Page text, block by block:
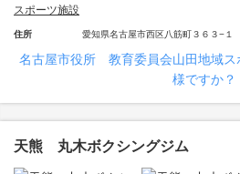
スポーツ施設
住所 愛知県名古屋市西区八筋町３６３−１
名古屋市役所 教育委員会山田地域ス
様ですか？
天熊 丸木ボクシングジム